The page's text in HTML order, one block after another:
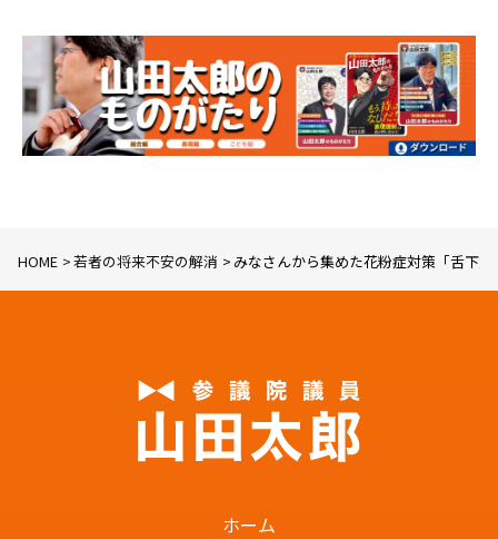
HOME 若者の将来不安の解消 みなさんから集めた花粉症対策「舌下
ホーム